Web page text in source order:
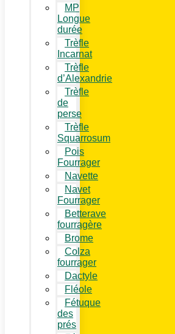
MP
Longue
durée
Trèfle
Incarnat
Trèfle
d’Alexandrie
Trèfle
de
perse
Trèfle
Squarrosum
Pois
Fourrager
Navette
Navet
Fourrager
Betterave
fourragère
Brome
Colza
fourrager
Dactyle
Fléole
Fétuque
des
prés